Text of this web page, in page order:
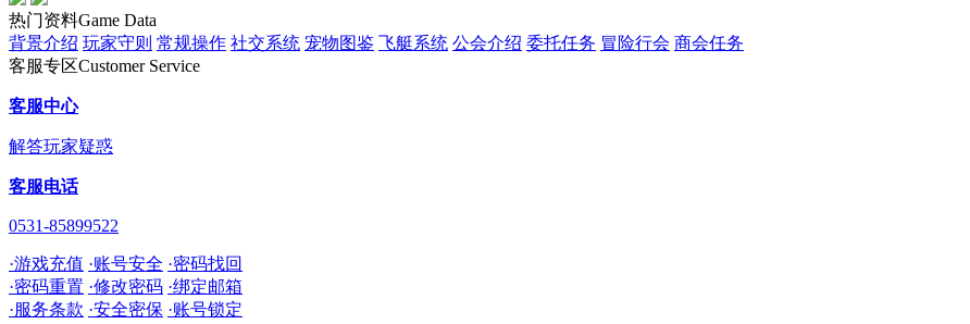
热门资料Game Data
背景介绍 玩家守则 常规操作 社交系统 宠物图鉴 飞艇系统 公会介绍 委托任务 冒险行会 商会任务
客服专区Customer Service
客服中心
解答玩家疑惑
客服电话
0531-85899522
·游戏充值 ·账号安全 ·密码找回
·密码重置 ·修改密码 ·绑定邮箱
·服务条款 ·安全密保 ·账号锁定